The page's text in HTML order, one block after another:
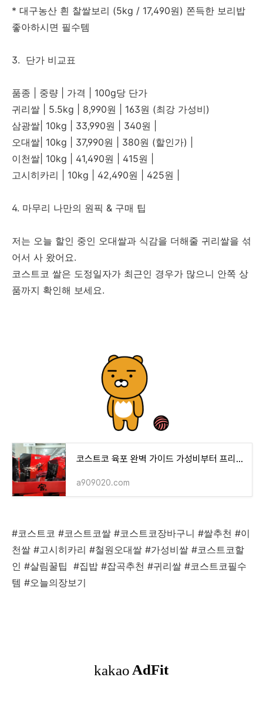
* 대구농산 흰 찰쌀보리 (5kg / 17,490원) 쫀득한 보리밥
좋아하시면 필수템
3. 단가 비교표
품종 | 중량 | 가격 | 100g당 단가
귀리쌀 | 5.5kg | 8,990원 | 163원 (최강 가성비)
삼광쌀| 10kg | 33,990원 | 340원 |
오대쌀| 10kg | 37,990원 | 380원 (할인가) |
이천쌀| 10kg | 41,490원 | 415원 |
고시히카리 | 10kg | 42,490원 | 425원 |
4. 마무리 나만의 원픽 & 구매 팁
저는 오늘 할인 중인 오대쌀과 식감을 더해줄 귀리쌀을 섞
어서 사 왔어요.
코스트코 쌀은 도정일자가 최근인 경우가 많으니 안쪽 상
품까지 확인해 보세요.
코스트코 육포 완벽 가이드 가성비부터 프리미엄 와규까지 5종 전격 비교
a909020.com
#코스트코 #코스트코쌀 #코스트코장바구니 #쌀추천 #이
천쌀 #고시히카리 #철원오대쌀 #가성비쌀 #코스트코할
인 #살림꿀팁 #집밥 #잡곡추천 #귀리쌀 #코스트코필수
템 #오늘의장보기